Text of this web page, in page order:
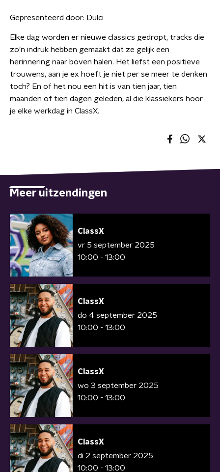
Gepresenteerd door: Dulci
Elke dag worden er nieuwe classics gedropt, tracks die
zo’n indruk hebben gemaakt dat ze gelijk een
herinnering naar boven halen. Het liefst een positieve
trouwens, aan je ex hoeft je niet per se meer te denken
toch? En of het nou een hit is van tien jaar, tien
maanden of tien dagen geleden, al die klassiekers hoor
je elke werkdag in ClassX.
Meer uitzendingen
ClassX
vr 5 september 2025
10:00 - 13:00
ClassX
do 4 september 2025
10:00 - 13:00
ClassX
wo 3 september 2025
10:00 - 13:00
ClassX
di 2 september 2025
10:00 - 13:00